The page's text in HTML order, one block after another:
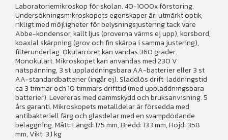
Laboratoriemikroskop för skolan. 40-1000x förstoring.
Undersökningsmikroskopets egenskaper är: utmärkt optik,
rikligt med möjligheter för belysningsjustering tack vare
Abbe-kondensor, kallt ljus (proverna värms ej upp), korsbord,
koaxial skärpning (grov och fin skärpa i samma justering),
filterunderlag. Okulärröret kan vändas 360 grader.
Monokulärt. Mikroskopet kan användas med 230 V
nätspänning, 3 st uppladdningsbara AA-batterier eller 3 st
AA-standardbatterier (ingår ej). Sladdlös drift: laddningstid
ca 3 timmar och 10 timmars drifttid (med uppladdningsbara
batterier). Levereras med dammskydd och bruksanvisning. 5
års garanti. Mikroskopets metalldelar är försedda med
antibakteriell färg och glasdelar med en svampdödande
beläggning. Mått: Längd: 175 mm, Bredd: 133 mm, Höjd: 358
mm, Vikt: 3,1 kg